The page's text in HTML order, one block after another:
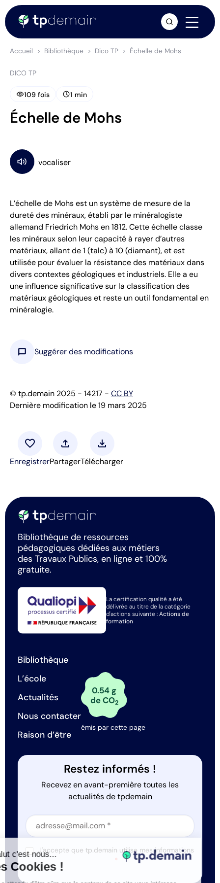
Accueil Bibliothèque Dico TP Échelle de Mohs
DICO TP
visibility109 fois schedule1 min
Échelle de Mohs
L’échelle de Mohs est un système de mesure de la
dureté des minéraux, établi par le minéralogiste
allemand Friedrich Mohs en 1812. Cette échelle classe
les minéraux selon leur capacité à rayer d’autres
matériaux, allant de 1 (talc) à 10 (diamant), et est
utilisée pour évaluer la résistance des matériaux dans
divers contextes géologiques et industriels. Elle a eu
une influence significative sur la classification des
matériaux géologiques et reste un outil fondamental en
minéralogie.
chat_bubble Suggérer des modifications
© tp.demain 2025 - 14217 - CC BY
Dernière modification le 19 mars 2025
favorite
Enregistrer
upload
Partager
download
Télécharger
Bibliothèque de ressources
pédagogiques dédiées aux métiers
des Travaux Publics, en ligne et 100%
gratuite.
La certification qualité a été
délivrée au titre de la catégorie
d'actions suivante :Actions de
formation
Bibliothèque
L’école
Actualités
Nous contacter
Raison d’être
0.54 g
de CO2
émis par cette page
Restez informés !
Recevez en avant-première toutes les
actualités de tpdemain
Section
arrow_forward
Section
J'accepte que tp.demain utilise mes informations
*
Salut c'est nous...
les Cookies !